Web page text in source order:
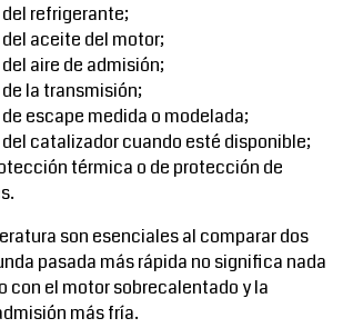
refrigerante;
aceite del motor;
aire de admisión;
la transmisión;
escape medida o modelada;
catalizador cuando esté disponible;
térmica o de protección de
son esenciales al comparar dos
pasada más rápida no significa nada
con el motor sobrecalentado y la
más fría.